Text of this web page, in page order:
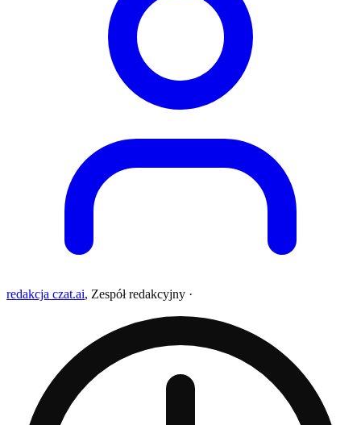
redakcja czat.ai, Zespół redakcyjny ·